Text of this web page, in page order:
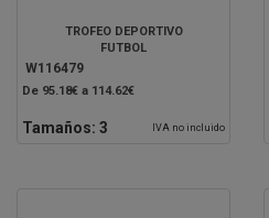
TROFEO DEPORTIVO
FUTBOL
W116479
De 95.18€ a 114.62€
Tamaños: 3 IVA no incluido